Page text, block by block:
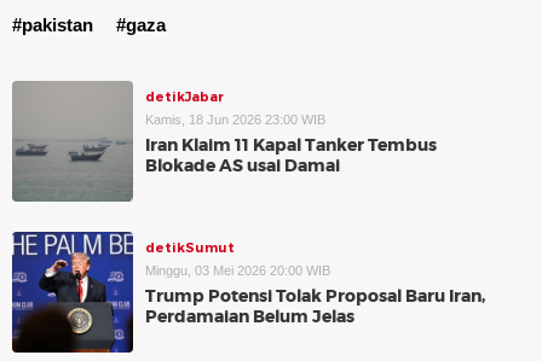
#pakistan
#gaza
detikJabar
Kamis, 18 Jun 2026 23:00 WIB
Iran Klaim 11 Kapal Tanker Tembus
Blokade AS usai Damai
detikSumut
Minggu, 03 Mei 2026 20:00 WIB
Trump Potensi Tolak Proposal Baru Iran,
Perdamaian Belum Jelas